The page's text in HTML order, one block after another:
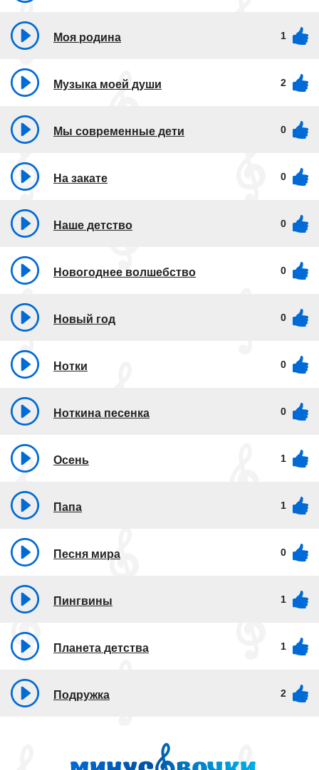
Моя родина 1
Музыка моей души 2
Мы современные дети 0
На закате 0
Наше детство 0
Новогоднее волшебство 0
Новый год 0
Нотки 0
Ноткина песенка 0
Осень 1
Папа 1
Песня мира 0
Пингвины 1
Планета детства 1
Подружка 2